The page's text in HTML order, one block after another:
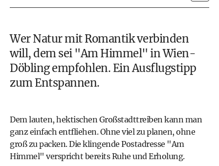
Wer Natur mit Romantik verbinden
will, dem sei "Am Himmel" in Wien-
Döbling empfohlen. Ein Ausflugstipp
zum Entspannen.
Dem lauten, hektischen Großstadttreiben kann man
ganz einfach entfliehen. Ohne viel zu planen, ohne
groß zu packen. Die klingende Postadresse "Am
Himmel" verspricht bereits Ruhe und Erholung.